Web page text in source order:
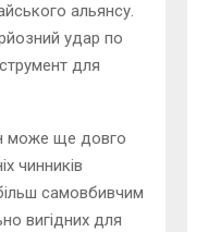
альянсу.
удар по
для
може ще довго
чинників
самовбивчим
вигідних для